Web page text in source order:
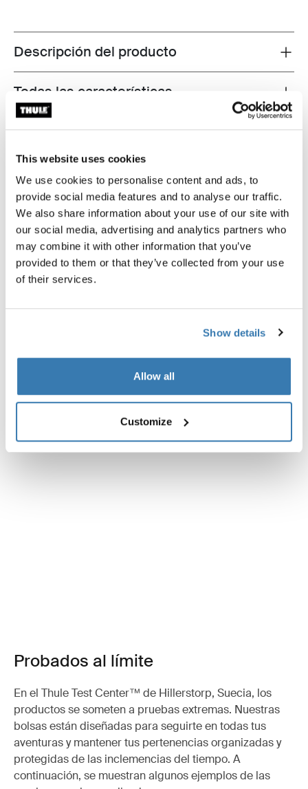
This website uses cookies
We use cookies to personalise content and ads, to
provide social media features and to analyse our traffic.
We also share information about your use of our site with
our social media, advertising and analytics partners who
may combine it with other information that you’ve
provided to them or that they’ve collected from your use
of their services.
Show details
Allow all
Customize
Toggle overview
Descripción del producto
Toggle features
Todas las características
Toggle techspec
Especificaciones técnicas
Probados al límite
En el Thule Test Center™ de Hillerstorp, Suecia, los
productos se someten a pruebas extremas. Nuestras
bolsas están diseñadas para seguirte en todas tus
aventuras y mantener tus pertenencias organizadas y
protegidas de las inclemencias del tiempo. A
continuación, se muestran algunos ejemplos de las